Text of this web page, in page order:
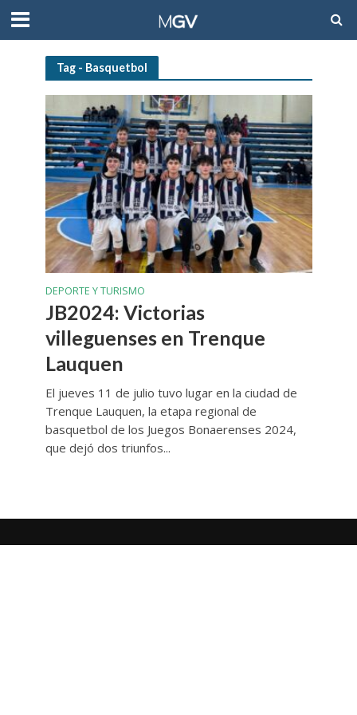
Tag - Basquetbol
DEPORTE Y TURISMO
JB2024: Victorias
villeguenses en Trenque
Lauquen
El jueves 11 de julio tuvo lugar en la ciudad de
Trenque Lauquen, la etapa regional de
basquetbol de los Juegos Bonaerenses 2024,
que dejó dos triunfos...